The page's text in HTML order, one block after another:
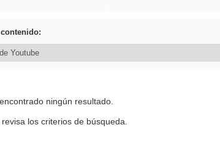
ningún resultado.
revisa los criterios de búsqueda.